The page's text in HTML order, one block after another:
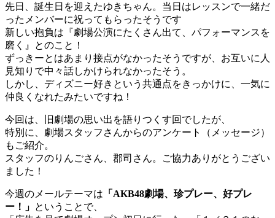
先日、誕生日を迎えたゆきちゃん。当日はレッスンで一緒だ
ったメンバーに祝ってもらったそうです
新しい抱負は『劇場公演にたくさん出て、パフォーマンスを
磨く』とのこと！
ずっきーとはあまり接点がなかったそうですが、お互いに人
見知りで中々話しかけられなかったそう。
しかし、ディズニー好きという共通点をきっかけに、一気に
仲良くなれたみたいですね！
今回は、旧劇場の思い出を語りつくす回でしたが、
特別に、劇場スタッフさんからのアンケート（メッセージ）
もご紹介。
スタッフのりんごさん、郡司さん。ご協力ありがとうござい
ました！
今週のメールテーマは 「AKB48劇場、珍プレー、好プレ
ー！」 ということで、